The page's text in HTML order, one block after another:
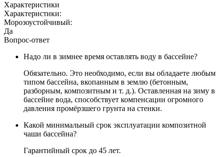
Характеристики
Характеристики:
Морозоустойчивый:
Да
Вопрос-ответ
Надо ли в зимнее время оставлять воду в бассейне?
Обязательно. Это необходимо, если вы обладаете любым
типом бассейна, вкопанным в землю (бетонным,
разборным, композитным и т. д.). Оставленная на зиму в
бассейне вода, способствует компенсации огромного
давления промёрзшего грунта на стенки.
Какой минимальный срок эксплуатации композитной
чаши бассейна?
Гарантийный срок до 45 лет.